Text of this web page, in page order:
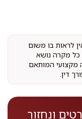
לראות בו משום
כל מקרה נושא
מקצועי המותאם
דין.
ונחזור